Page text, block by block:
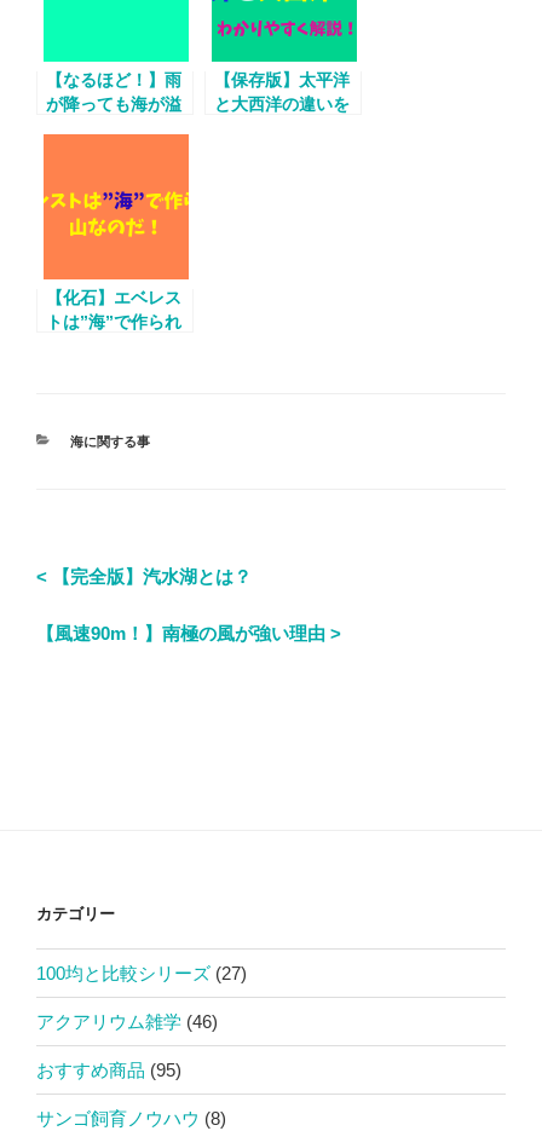
【なるほど！】雨
が降っても海が溢
【保存版】太平洋
と大西洋の違いを
【化石】エベレス
トは”海”で作られ
海に関する事
< 【完全版】汽水湖とは？
【風速90m！】南極の風が強い理由 >
カテゴリー
100均と比較シリーズ (27)
アクアリウム雑学 (46)
おすすめ商品 (95)
サンゴ飼育ノウハウ (8)